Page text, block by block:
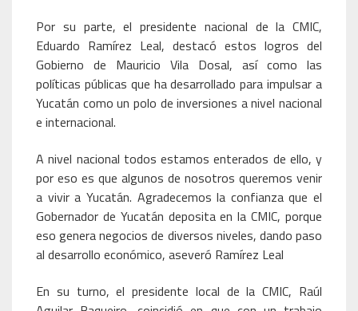
Por su parte, el presidente nacional de la CMIC,
Eduardo Ramírez Leal, destacó estos logros del
Gobierno de Mauricio Vila Dosal, así como las
políticas públicas que ha desarrollado para impulsar a
Yucatán como un polo de inversiones a nivel nacional
e internacional.
A nivel nacional todos estamos enterados de ello, y
por eso es que algunos de nosotros queremos venir
a vivir a Yucatán. Agradecemos la confianza que el
Gobernador de Yucatán deposita en la CMIC, porque
eso genera negocios de diversos niveles, dando paso
al desarrollo económico, aseveró Ramírez Leal
En su turno, el presidente local de la CMIC, Raúl